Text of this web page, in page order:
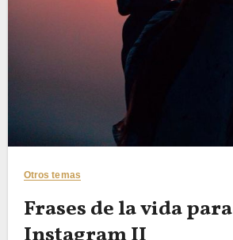
Otros temas
Frases de la vida para